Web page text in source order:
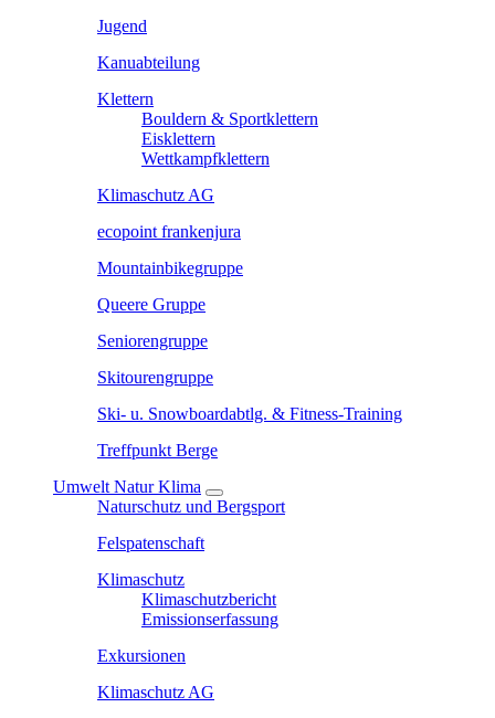
Jugend
Kanuabteilung
Klettern
Bouldern & Sportklettern
Eisklettern
Wettkampfklettern
Klimaschutz AG
ecopoint frankenjura
Mountainbikegruppe
Queere Gruppe
Seniorengruppe
Skitourengruppe
Ski- u. Snowboardabtlg. & Fitness-Training
Treffpunkt Berge
Umwelt Natur Klima
Naturschutz und Bergsport
Felspatenschaft
Klimaschutz
Klimaschutzbericht
Emissionserfassung
Exkursionen
Klimaschutz AG